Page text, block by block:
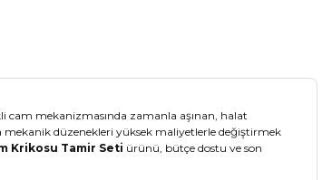
cam mekanizmasında zamanla aşınan, halat
mekanik düzenekleri yüksek maliyetlerle değiştirmek
Krikosu Tamir Seti ürünü, bütçe dostu ve son